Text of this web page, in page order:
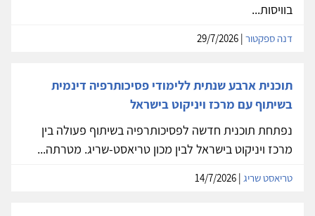
בוויסות...
דנה ספקטור
תוכנית ארבע שנתית ללימודי פסיכותרפיה דינמית
בשיתוף עם מרכז ויניקוט בישראל
נפתחת תוכנית חדשה לפסיכותרפיה בשיתוף פעולה בין
מרכז ויניקוט בישראל לבין מכון טריאסט-שריג. מטרתה...
טריאסט שריג